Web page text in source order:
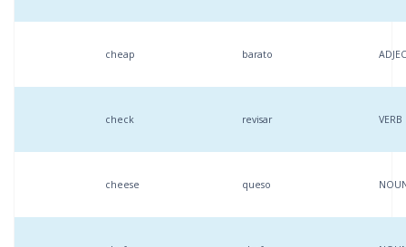
cheap barato
check revisar VERB
cheese queso